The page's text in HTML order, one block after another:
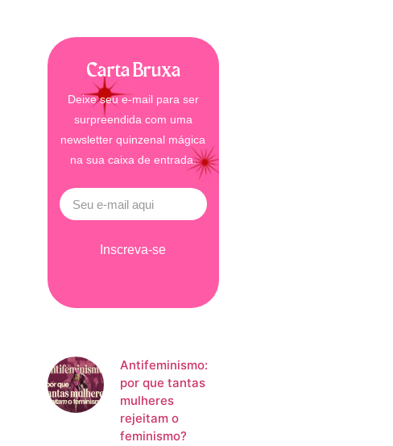
Carta Bruxa
Deixe seu e-mail para ser
surpreendida com uma
newsletter quinzenal mágica
na sua caixa de entrada.
Inscreva-se
Antifeminismo:
por que tantas
mulheres
rejeitam o
feminismo?